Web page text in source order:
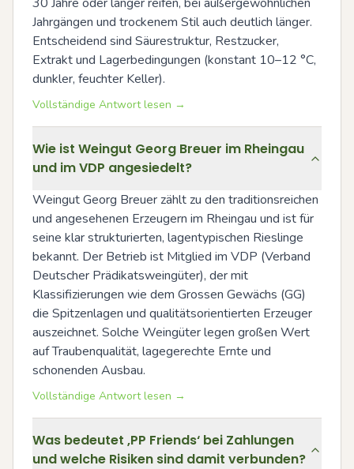
Jahrgängen und trockenem Stil auch deutlich länger.
Entscheidend sind Säurestruktur, Restzucker,
Extrakt und Lagerbedingungen (konstant 10–12 °C,
dunkler, feuchter Keller).
Vollständige Antwort lesen →
Wie ist Weingut Georg Breuer im Rheingau
und im VDP angesiedelt?
Weingut Georg Breuer zählt zu den traditionsreichen
und angesehenen Erzeugern im Rheingau und ist für
seine klar strukturierten, lagentypischen Rieslinge
bekannt. Der Betrieb ist Mitglied im VDP (Verband
Deutscher Prädikatsweingüter), der mit
Klassifizierungen wie dem Grossen Gewächs (GG)
die Spitzenlagen und qualitätsorientierten Erzeuger
auszeichnet. Solche Weingüter legen großen Wert
auf Traubenqualität, lagegerechte Ernte und
schonenden Ausbau.
Vollständige Antwort lesen →
Was bedeutet ‚PP Friends‘ bei Zahlungen
und welche Risiken sind damit verbunden?